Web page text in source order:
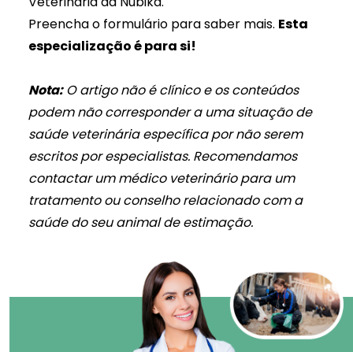
Preencha o formulário para saber mais. Esta
especialização é para si!
Nota:O artigo não é clínico e os conteúdos
podem não corresponder a uma situação de
saúde veterinária específica por não serem
escritos por especialistas. Recomendamos
contactar um médico veterinário para um
tratamento ou conselho relacionado com a
saúde do seu animal de estimação.